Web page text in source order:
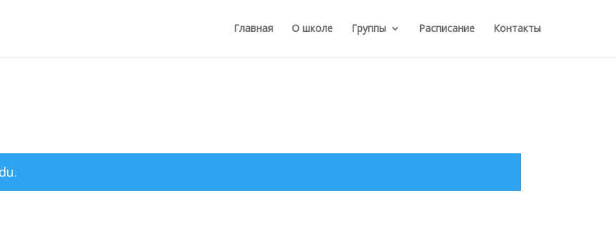
Главная О школе Группы Расписание Контакты